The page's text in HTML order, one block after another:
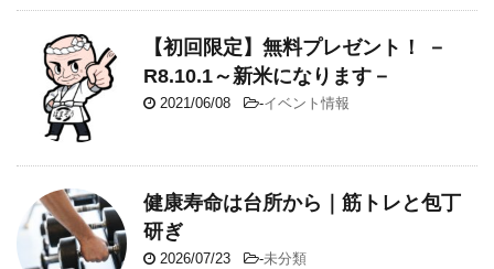
【初回限定】無料プレゼント！ －
R8.10.1～新米になります－
2021/06/08 -イベント情報
健康寿命は台所から｜筋トレと包丁
研ぎ
2026/07/23 -未分類